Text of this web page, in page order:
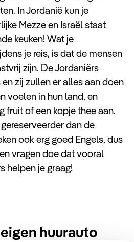
In Jordanië kun je
Mezze en Israël staat
keuken! Wat je
je reis, is dat de mensen
zijn. De Jordaniërs
zij zullen er alles aan doen
voelen in hun land, en
fruit of een kopje thee aan.
dan de
ook erg goed Engels, dus
vragen doe dat vooral
helpen je graag!
huurauto